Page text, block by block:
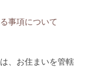
事項について
、お住まいを管轄